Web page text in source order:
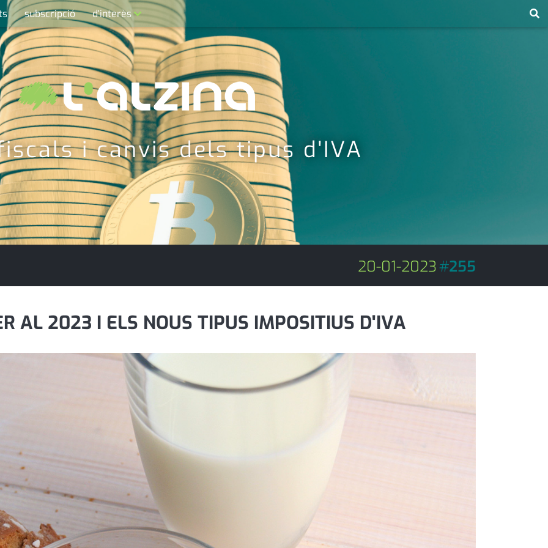
subscripció d'interès
contacte
farmàcies
telèfons
calendari
i canvis dels tipus d'IVA
20-01-2023#255
AL 2023 I ELS NOUS TIPUS IMPOSITIUS D'IVA